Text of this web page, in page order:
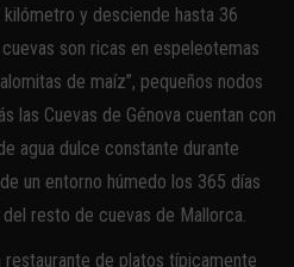
y desciende hasta 36
son ricas en espeleotemas
de maíz”, pequeños nodos
las Cuevas de Génova cuentan con
agua dulce constante durante
un entorno húmedo los 365 días
resto de cuevas de Mallorca.
restaurante de platos típicamente